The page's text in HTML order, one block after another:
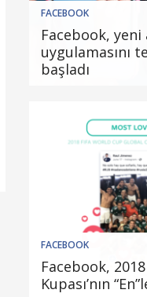
FACEBOOK
Facebook, yeni
uygulamasını
başladı
FACEBOOK
Facebook,
Kupası’nın